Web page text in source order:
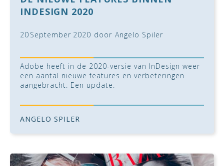
INDESIGN 2020
20 September 2020 door Angelo Spiler
Adobe heeft in de 2020-versie van InDesign weer
een aantal nieuwe features en verbeteringen
aangebracht. Een update.
ANGELO SPILER